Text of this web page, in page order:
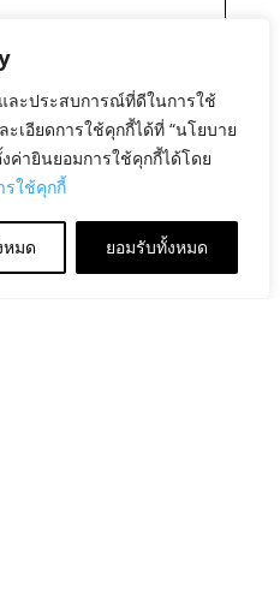
ละประสบการณ์ที่ดีในการใช้
เอียดการใช้คุกกี้ได้ที่ “นโยบาย
ค่ายินยอมการใช้คุกกี้ได้โดย
รใช้คุกกี้
หมด ยอมรับทั้งหมด